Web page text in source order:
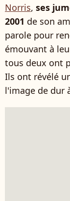
Norris, ses
2001 de son
parole pour
émouvant à
tous deux ont
Ils ont révélé
l'image de dur